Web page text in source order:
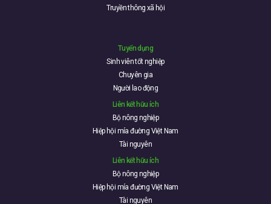
Truyền thông xã hội
Tuyển dụng
Sinh viên tốt nghiệp
Chuyên gia
Người lao động
Liên kết hữu ích
Bộ nông nghiệp
Hiệp hội mía đường Việt Nam
Tài nguyên
Liên kết hữu ích
Bộ nông nghiệp
Hiệp hội mía đường Việt Nam
Tài nguyên